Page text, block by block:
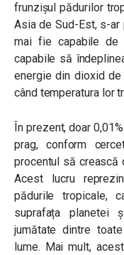
frunzişul pădurilor
Asia de Sud-Est, s-
mai fie capabile de
capabile să
energie din dioxid
când temperatura lor
În prezent, doar
prag, conform
procentul să crească
Acest lucru
pădurile tropicale,
suprafața planetei
jumătate dintre
lume. Mai mult,